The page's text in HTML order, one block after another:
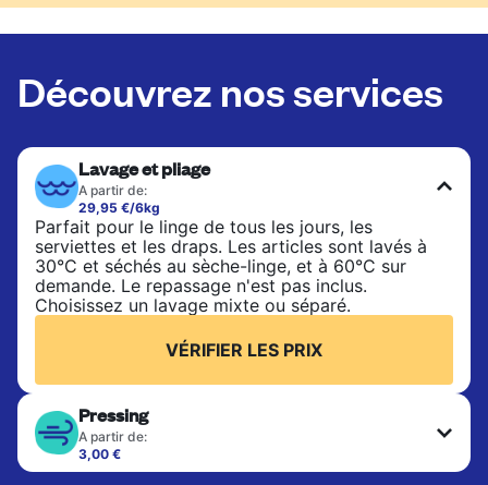
Découvrez nos services
Lavage et pliage
A partir de:
29,95 €/6kg
Parfait pour le linge de tous les jours, les
serviettes et les draps. Les articles sont lavés à
30°C et séchés au sèche-linge, et à 60°C sur
demande. Le repassage n'est pas inclus.
Choisissez un lavage mixte ou séparé.
VÉRIFIER LES PRIX
Pressing
A partir de:
3,00 €
Les articles délicats sont nettoyés à sec et finis